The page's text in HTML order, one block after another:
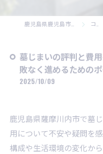
コラム
墓じまいの評判と費
敗なく進めるための
2025/10/09
鹿児島県薩摩川内市で墓
用について不安や疑問を
構成や生活環境の変化か